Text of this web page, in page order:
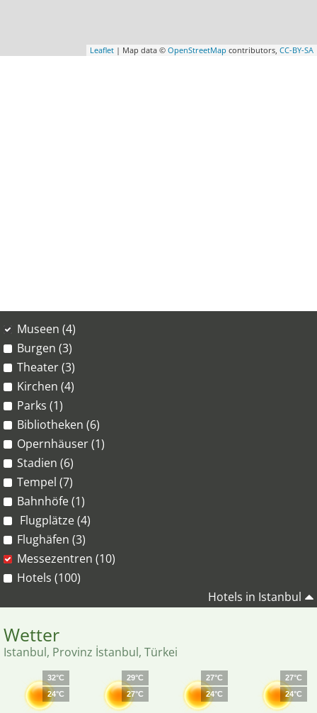
Leaflet | Map data © OpenStreetMap contributors, CC-BY-SA
Museen (4)
Burgen (3)
Theater (3)
Kirchen (4)
Parks (1)
Bibliotheken (6)
Opernhäuser (1)
Stadien (6)
Tempel (7)
Bahnhöfe (1)
Flugplätze (4)
Flughäfen (3)
Messezentren (10)
Hotels (100)
Hotels in Istanbul
Wetter
Istanbul, Provinz İstanbul, Türkei
32°C
24°C
29°C
27°C
27°C
24°C
27°C
24°C